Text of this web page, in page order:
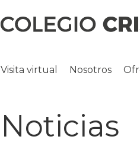
Visita virtual Nosotros
Noticias